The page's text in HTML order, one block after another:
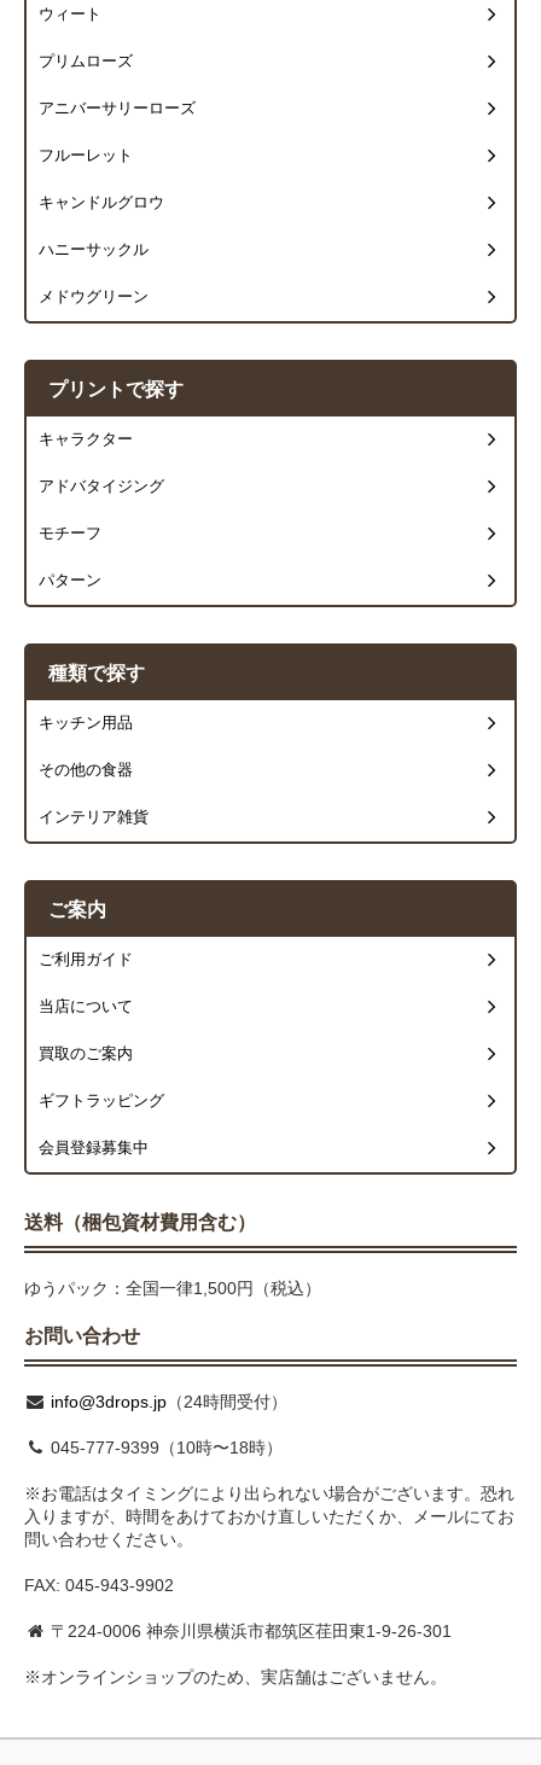
ウィート
プリムローズ
アニバーサリーローズ
フルーレット
キャンドルグロウ
ハニーサックル
メドウグリーン
プリントで探す
キャラクター
アドバタイジング
モチーフ
パターン
種類で探す
キッチン用品
その他の食器
インテリア雑貨
ご案内
ご利用ガイド
当店について
買取のご案内
ギフトラッピング
会員登録募集中
送料（梱包資材費用含む）
ゆうパック：全国一律1,500円（税込）
お問い合わせ
info@3drops.jp （24時間受付）
045-777-9399（10時〜18時）
※お電話はタイミングにより出られない場合がございます。恐れ
入りますが、時間をあけておかけ直しいただくか、メールにてお
問い合わせください。
FAX: 045-943-9902
〒224-0006 神奈川県横浜市都筑区荏田東1-9-26-301
※オンラインショップのため、実店舗はございません。